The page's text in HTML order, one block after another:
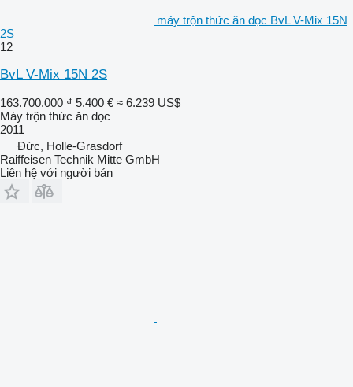
máy trộn thức ăn dọc BvL V-Mix 15N
2S
12
BvL V-Mix 15N 2S
163.700.000 ₫ 5.400 € ≈ 6.239 US$
Máy trộn thức ăn dọc
2011
Đức, Holle-Grasdorf
Raiffeisen Technik Mitte GmbH
Liên hệ với người bán